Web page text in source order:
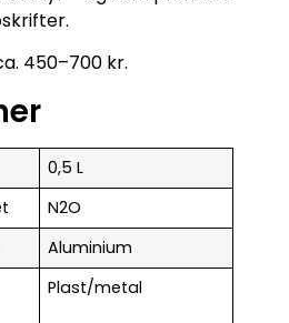
450–700 kr.
0,5 L
N2O
Aluminium
Plast/metal